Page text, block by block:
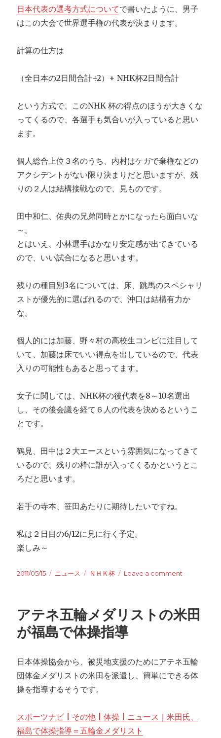
を
日本代表の選考方式についてで書いたように、男子
はこの大会で世界選手権の代表が決まります。
計算の仕方は
（全日本の2日間合計÷2）+ NHK杯2日間合計
という方式で、このNHK 杯の得点のほうが大きくな
ってくるので、各選手も気合いが入っていると思い
ます。
個人総合上位３名のうち、内村はケガで棄権などの
アクシデントがない限り決まりだと思いますが、残
りの２人は結構接戦なので、見ものです。
田中和仁、佑典の兄弟同時とかになったら面白いな
～。
とはいえ、小林選手はかなり安定感が出てきている
ので、いい試合になると思います。
残りの種目別3名については、床、跳馬のスペシャリ
ストが優先的に選ばれるので、沖口は結構有力か
な。
個人的には加藤、野々村の高校生コンビに注目して
いて、加藤は床でいい得点を出しているので、代表
入りの可能性もあると思ってます。
女子に関しては、NHK杯の後代表を8～10名選出
し、その後会議を経て６人の代表を決めるというこ
とです。
鶴見、田中は２大エースという雰囲気になってきて
いるので、残りの枠に誰が入ってくるかというとこ
ろだと思います。
若手の寺本、笹田あたりに期待したいですね。
私は２日目の6/12に見に行く予定。
楽しみ～
Posted
2011/05/15 Categories
ニュース Tags
ＮＨＫ杯 Leave a comment
Ｎ
細
情
アテネ五輪メダリストの米田
が福島で体操指導
日本体操協会から、被災地支援のためにアテネ五輪
団体金メダリストの米田を派遣し、簡単にできる体
操を指導するそうです。
スポーツナビ | その他 | 体操 | ニュース｜米田氏、
福島で体操指導＝五輪金メダリスト